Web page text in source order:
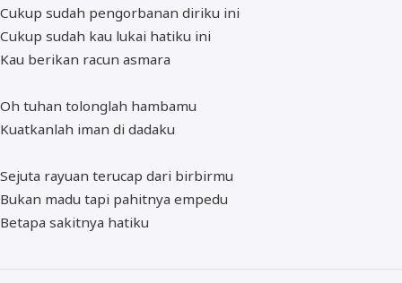
Cukup sudah pengorbanan diriku ini
Cukup sudah kau lukai hatiku ini
Kau berikan racun asmara
Oh tuhan tolonglah hambamu
Kuatkanlah iman di dadaku
Sejuta rayuan terucap dari birbirmu
Bukan madu tapi pahitnya empedu
Betapa sakitnya hatiku